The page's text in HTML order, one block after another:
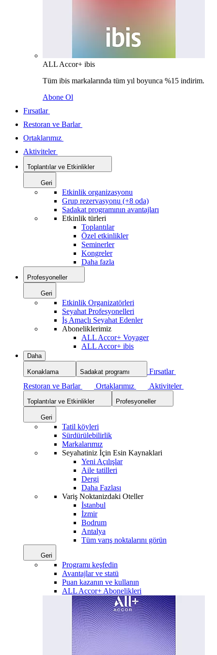
ALL Accor+ ibis
Tüm ibis markalarında tüm yıl boyunca %15 indirim.
Abone Ol
Fırsatlar
Restoran ve Barlar
Ortaklarımız
Aktiviteler
Toplantılar ve Etkinlikler
Geri
Etkinlik organizasyonu
Grup rezervasyonu (+8 oda)
Sadakat programının avantajları
Etkinlik türleri
Toplantılar
Özel etkinlikler
Seminerler
Kongreler
Daha fazla
Profesyoneller
Geri
Etkinlik Organizatörleri
Seyahat Profesyonelleri
İş Amaçlı Seyahat Edenler
Aboneliklerimiz
ALL Accor+ Voyager
ALL Accor+ ibis
Daha
Konaklama Sadakat programı
Fırsatlar
Restoran ve Barlar
Ortaklarımız Aktiviteler
Toplantılar ve Etkinlikler Profesyoneller
Geri
Tatil köyleri
Sürdürülebilirlik
Markalarımız
Seyahatiniz İçin Esin Kaynaklari
Yeni Açılışlar
Aile tatilleri
Dergi
Daha Fazlası
Variş Noktanizdaki Oteller
İstanbul
İzmir
Bodrum
Antalya
Tüm varış noktalarını görün
Geri
Programı keşfedin
Avantajlar ve statü
Puan kazanın ve kullanın
ALL Accor+ Abonelikleri